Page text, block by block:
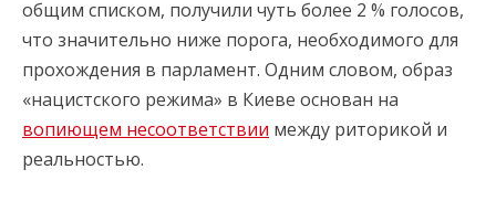
общим списком, получили чуть более 2 % голосов,
что значительно ниже порога, необходимого для
прохождения в парламент. Одним словом, образ
«нацистского режима» в Киеве основан на
вопиющем несоответствии между риторикой и
реальностью.